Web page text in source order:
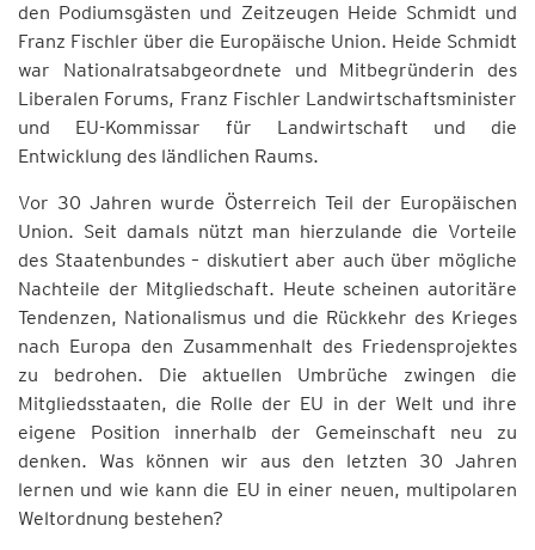
den Podiumsgästen und Zeitzeugen Heide Schmidt und
Franz Fischler über die Europäische Union. Heide Schmidt
war Nationalratsabgeordnete und Mitbegründerin des
Liberalen Forums, Franz Fischler Landwirtschaftsminister
und EU-Kommissar für Landwirtschaft und die
Entwicklung des ländlichen Raums.
Vor 30 Jahren wurde Österreich Teil der Europäischen
Union. Seit damals nützt man hierzulande die Vorteile
des Staatenbundes – diskutiert aber auch über mögliche
Nachteile der Mitgliedschaft. Heute scheinen autoritäre
Tendenzen, Nationalismus und die Rückkehr des Krieges
nach Europa den Zusammenhalt des Friedensprojektes
zu bedrohen. Die aktuellen Umbrüche zwingen die
Mitgliedsstaaten, die Rolle der EU in der Welt und ihre
eigene Position innerhalb der Gemeinschaft neu zu
denken. Was können wir aus den letzten 30 Jahren
lernen und wie kann die EU in einer neuen, multipolaren
Weltordnung bestehen?